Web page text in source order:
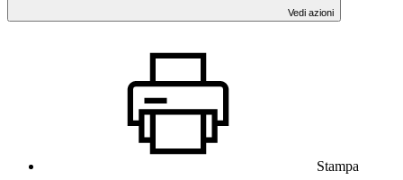
Vedi azioni
Stampa